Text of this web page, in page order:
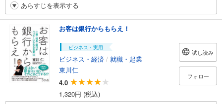
あらすじを表示する
お客は銀行からもらえ！
ビジネス・実用
ビジネス・経済 / 就職・起業
東川仁
4.0
1,320円 (税込)
試し読み
フォロー